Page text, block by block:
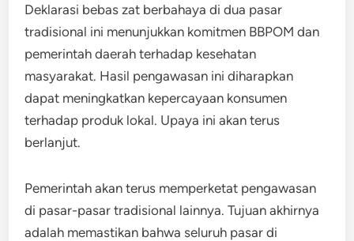
Deklarasi bebas zat berbahaya di dua pasar
tradisional ini menunjukkan komitmen BBPOM dan
pemerintah daerah terhadap kesehatan
masyarakat. Hasil pengawasan ini diharapkan
dapat meningkatkan kepercayaan konsumen
terhadap produk lokal. Upaya ini akan terus
berlanjut.
Pemerintah akan terus memperketat pengawasan
di pasar-pasar tradisional lainnya. Tujuan akhirnya
adalah memastikan bahwa seluruh pasar di